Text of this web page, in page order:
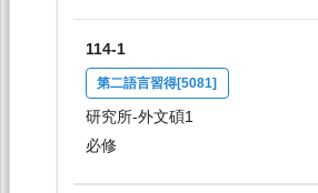
114-1
第二語言習得[5081]
研究所-外文碩1
必修